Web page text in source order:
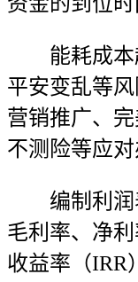
能耗成本
平安变乱等
营销推广、
不测险等应对
编制利润
毛利率、净
收益率（IRR